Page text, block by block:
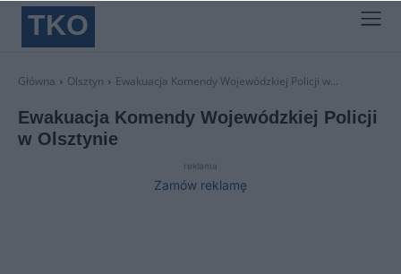
TKO
Główna Olsztyn Ewakuacja Komendy Wojewódzkiej Policji w...
Ewakuacja Komendy Wojewódzkiej Policji
w Olsztynie
reklama
Zamów reklamę